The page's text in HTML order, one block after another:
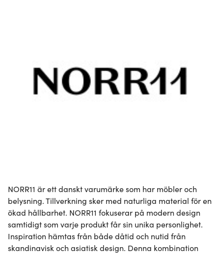
NORR11 är ett danskt varumärke som har möbler och
belysning. Tillverkning sker med naturliga material för en
ökad hållbarhet. NORR11 fokuserar på modern design
samtidigt som varje produkt får sin unika personlighet.
Inspiration hämtas från både dåtid och nutid från
skandinavisk och asiatisk design. Denna kombination